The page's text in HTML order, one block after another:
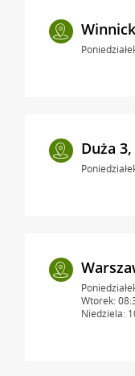
Duża
Wtorek:
Niedziela: